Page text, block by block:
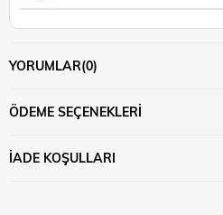
YORUMLAR(0)
ÖDEME SEÇENEKLERI
İADE KOŞULLARI